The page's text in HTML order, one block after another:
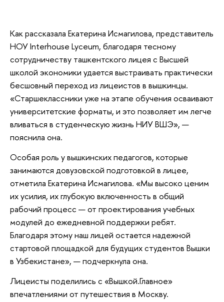
Как рассказала Екатерина Исмагилова, представитель
НОУ Interhouse Lyceum, благодаря тесному
сотрудничеству ташкентского лицея с Высшей
школой экономики удается выстраивать практически
бесшовный переход из лицеистов в вышкинцы.
«Старшеклассники уже на этапе обучения осваивают
университетские форматы, и это позволяет им легче
вливаться в студенческую жизнь НИУ ВШЭ», —
пояснила она.
Особая роль у вышкинских педагогов, которые
занимаются довузовской подготовкой в лицее,
отметила Екатерина Исмагилова. «Мы высоко ценим
их усилия, их глубокую включенность в общий
рабочий процесс — от проектирования учебных
модулей до ежедневной поддержки ребят.
Благодаря этому наш лицей остается надежной
стартовой площадкой для будущих студентов Вышки
в Узбекистане», — подчеркнула она.
Лицеисты поделились с «Вышкой.Главное»
впечатлениями от путешествия в Москву.